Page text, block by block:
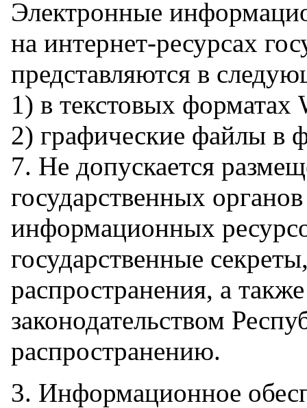
Электронные
на интернет-ресурсах
представляются в
1) в текстовых
2) графические файлы в
7. Не допускается
государственных
информационных
государственные
распространения, а
законодательством
распространению.
3. Информационное